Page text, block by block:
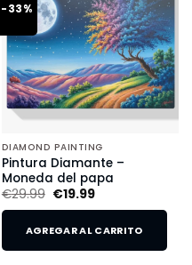
-33%
DIAMOND PAINTING
Pintura Diamante –
Moneda del papa
€29.99 €19.99
AGREGAR AL CARRITO